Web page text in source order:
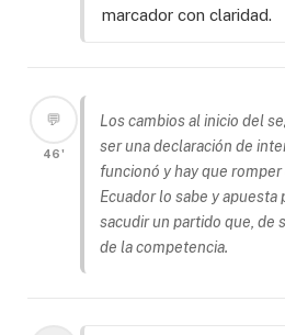
marcador con claridad.
💬
46'
Los cambios al inicio del
ser una declaración de
funcionó y hay que
Ecuador lo sabe y apuesta
sacudir un partido que, de
de la competencia.